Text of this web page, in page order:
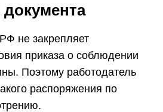
не закрепляет
приказа о соблюдении
Поэтому работодатель
распоряжения по